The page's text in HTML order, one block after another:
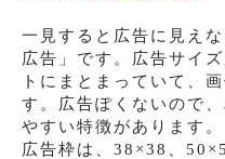
一見すると広告に見え
広告」です。広告サイ
トにまとまっていて、
す。広告ぽくないので
やすい特徴があります。
広告枠は、38×38、